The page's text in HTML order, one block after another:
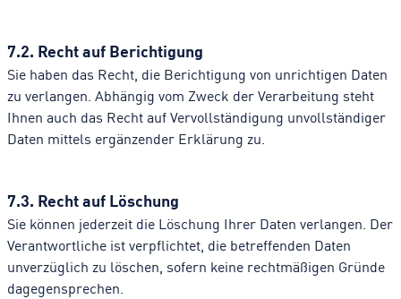
7.2. Recht auf Berichtigung
Sie haben das Recht, die Berichtigung von unrichtigen Daten
zu verlangen. Abhängig vom Zweck der Verarbeitung steht
Ihnen auch das Recht auf Vervollständigung unvollständiger
Daten mittels ergänzender Erklärung zu.
7.3. Recht auf Löschung
Sie können jederzeit die Löschung Ihrer Daten verlangen. Der
Verantwortliche ist verpflichtet, die betreffenden Daten
unverzüglich zu löschen, sofern keine rechtmäßigen Gründe
dagegensprechen.